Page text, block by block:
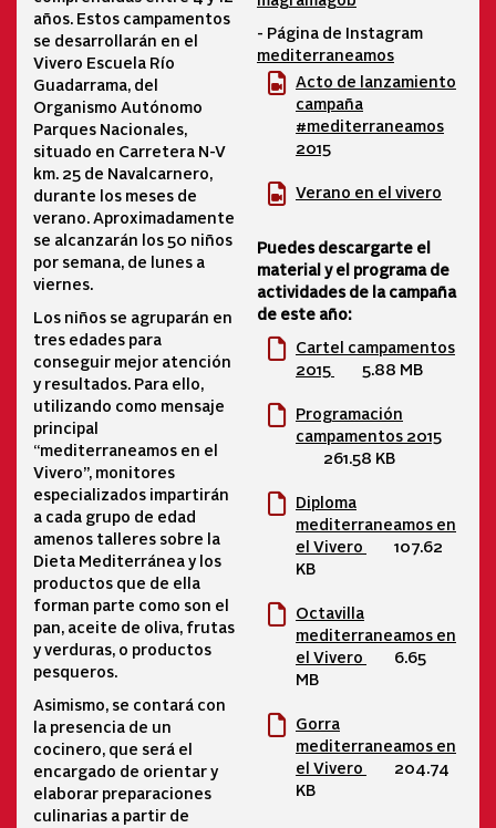
años. Estos campamentos
se desarrollarán en el
Vivero Escuela Río
Guadarrama, del
Organismo Autónomo
Parques Nacionales,
situado en Carretera N-V
km. 25 de Navalcarnero,
durante los meses de
verano. Aproximadamente
se alcanzarán los 50 niños
por semana, de lunes a
viernes.
Los niños se agruparán en
tres edades para
conseguir mejor atención
y resultados. Para ello,
utilizando como mensaje
principal
“mediterraneamos en el
Vivero”, monitores
especializados impartirán
a cada grupo de edad
amenos talleres sobre la
Dieta Mediterránea y los
productos que de ella
forman parte como son el
pan, aceite de oliva, frutas
y verduras, o productos
pesqueros.
Asimismo, se contará con
la presencia de un
cocinero, que será el
encargado de orientar y
elaborar preparaciones
culinarias a partir de
- Página de Instagram
mediterraneamos
Acto de lanzamiento
campaña
#mediterraneamos
2015
Verano en el vivero
Puedes descargarte el
material y el programa de
actividades de la campaña
de este año:
Cartel campamentos
2015
5.88 MB
Programación
campamentos 2015
261.58 KB
Diploma
mediterraneamos en
el Vivero
107.62
KB
Octavilla
mediterraneamos en
el Vivero
6.65
MB
Gorra
mediterraneamos en
el Vivero
204.74
KB